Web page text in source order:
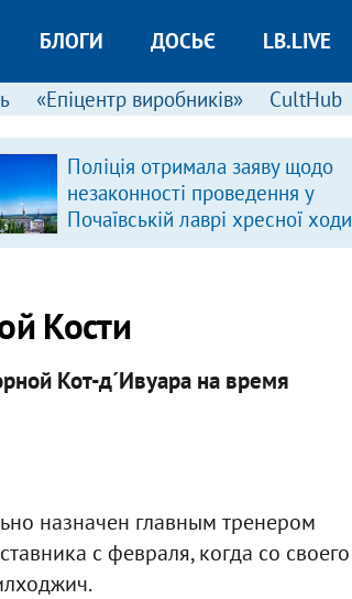
БЛОГИ ДОСЬЄ LB.LIVE
«Епіцентр виробників» CultHub
Поліція отримала заяву щодо
незаконності проведення у
Почаївській лаврі хресної ходи
Кости
Кот-д´Ивуара на время
назначен главным тренером
с февраля, когда со своего